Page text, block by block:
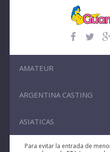
AMATEUR
ARGENTINA CASTING
ASIATICAS
Para evitar la entrada de